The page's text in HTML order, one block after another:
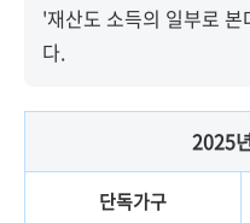
'재산도 소득의 일부로
다.
2025
단독가구